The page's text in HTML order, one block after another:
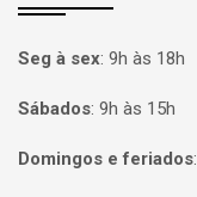
Seg à sex: 9h às 18h
Sábados: 9h às 15h
Domingos e feriados: